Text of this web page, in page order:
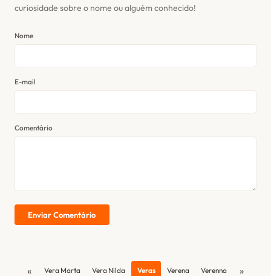
curiosidade sobre o nome ou alguém conhecido!
Nome
E-mail
Comentário
Enviar Comentário
« Vera Marta Vera Nilda Veras Verena Verenna »